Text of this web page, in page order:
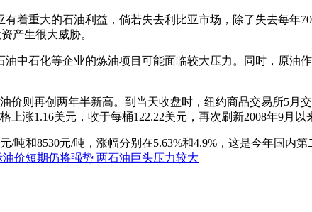
着重大的石油利益，倘若失去利比亚市场，除了失去每年
产生很大威胁。
中石化等企业的炼油项目可能面临较大压力。同时，原油
价则再创两年半新高。到当天收盘时，纽约商品交易所5月
涨1.16美元，收于每桶122.22美元，再次刷新2008年9月以
/吨和8530元/吨，涨幅分别在5.63%和4.9%，这是今年国内